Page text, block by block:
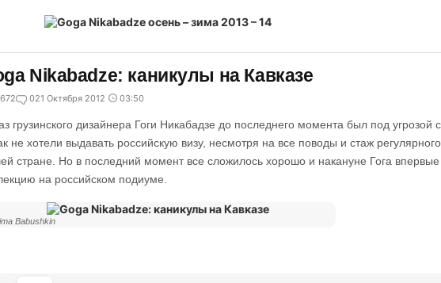
Nikabadze: каникулы на Кавказе
021 Октября 2012 03:50
грузинского дизайнера Гоги Никабадзе до последнего момента был под угрозой
не хотели выдавать российскую визу, несмотря на все поводы и стаж
стране. Но в последний момент все сложилось хорошо и накануне Гога
на российском подиуме.
Babushkin